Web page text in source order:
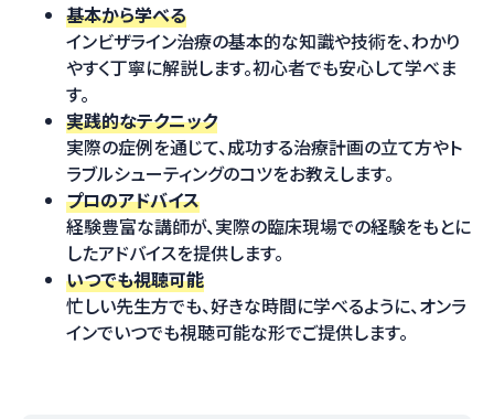
基本から学べる
インビザライン治療の基本的な知識や技術を、わかり
やすく丁寧に解説します。初心者でも安心して学べま
す。
実践的なテクニック
実際の症例を通じて、成功する治療計画の立て方やト
ラブルシューティングのコツをお教えします。
プロのアドバイス
経験豊富な講師が、実際の臨床現場での経験をもとに
したアドバイスを提供します。
いつでも視聴可能
忙しい先生方でも、好きな時間に学べるように、オンラ
インでいつでも視聴可能な形でご提供します。